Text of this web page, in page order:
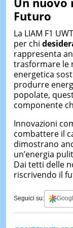
Futuro
La LIAM F1
per chi
rappresenta
trasformare le
energetica
produrre
popolate,
componente
Innovazioni
combattere il
dimostrano
un’energia
Dai tetti delle
riscrivendo il
Seguici su: